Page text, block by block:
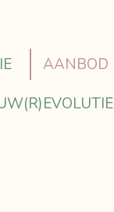
AANBOD